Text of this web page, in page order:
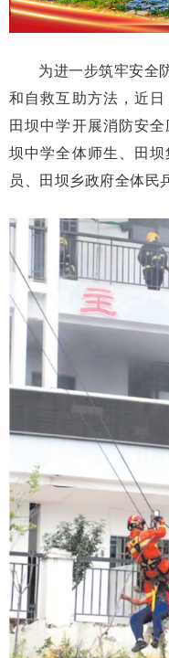
为进一步筑牢安全
和自救互助方法，近
田坝中学开展消防安
坝中学全体师生、田
员、田坝乡政府全体民